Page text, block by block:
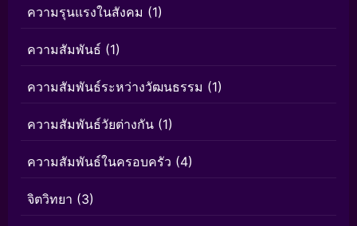
ความรุนแรงในสังคม (1)
ความสัมพันธ์ (1)
ความสัมพันธ์ระหว่างวัฒนธรรม (1)
ความสัมพันธ์วัยต่างกัน (1)
ความสัมพันธ์ในครอบครัว (4)
จิตวิทยา (3)